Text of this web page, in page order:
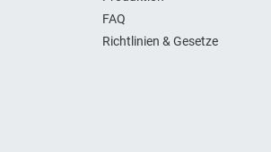
FAQ
Richtlinien & Gesetze